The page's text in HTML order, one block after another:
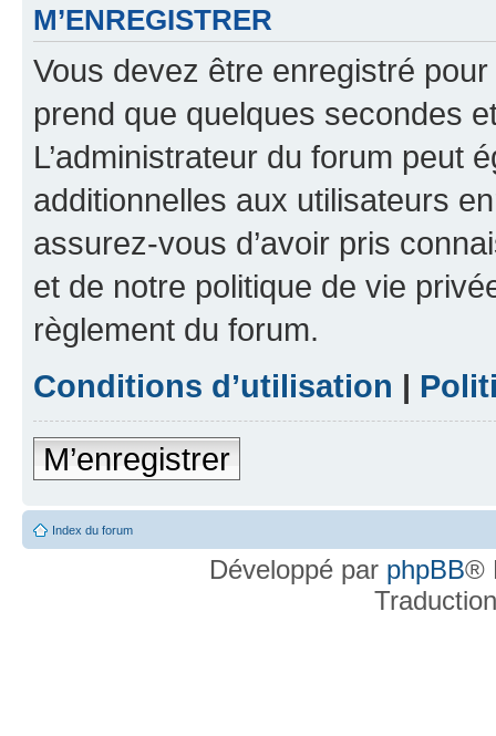
M’ENREGISTRER
Vous devez être enregistré
prend que quelques secondes
L’administrateur du forum peut
additionnelles aux utilisateurs
assurez-vous d’avoir pris
et de notre politique de vie
règlement du forum.
Conditions d’utilisation |
M’enregistrer
Index du forum
Développé par phpBB®